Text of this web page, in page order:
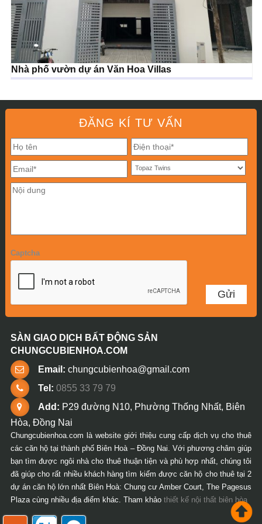
Nhà phố vườn dự án Văn Hoa Villas
ĐĂNG KÍ TƯ VẤN
Captcha
SÀN GIAO DỊCH BẤT ĐỘNG SẢN
CHUNGCUBIENHOA.COM
Email: chungcubienhoa@gmail.com
Tel: 0855 33 79 79
Add: P29 đường N10, Phường Thống Nhất, Biên
Hòa, Đồng Nai
Chungcubienhoa.com là website giới thiệu cung cấp dịch vụ cho thuê
các căn hộ tại thành phố Biên Hoà – Đồng Nai. Với phương châm giúp
bạn tìm được ngôi nhà cho thuê thuận tiện và phù hợp nhất, chúng tôi
đã giúp cho rất nhiều khách hàng tìm kiếm được căn hộ cho thuê tại 2
dự án căn hộ lớn nhất Biên Hoà: Chung cư Amber Court, The Pagesus
Plaza cùng nhiều địa điểm khác. Tham khảo thiết kế nội thất biên hòa